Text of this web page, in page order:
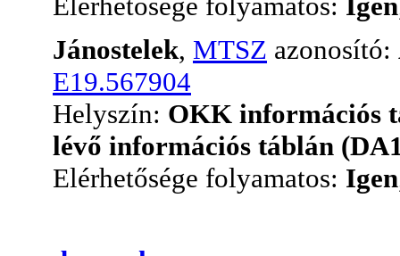
Jánostelek, MTSZ azonosító:
E19.567904
Helyszín: OKK információs
lévő információs táblán
Elérhetősége folyamatos: Igen